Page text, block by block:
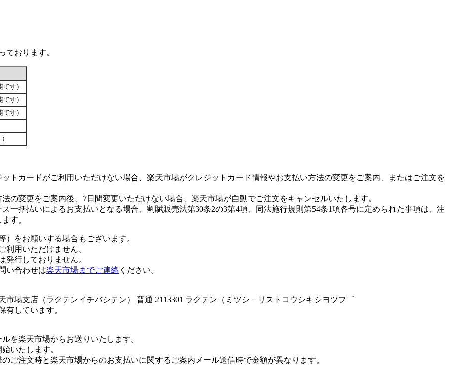
ております。
です）
です）
です）
トカードがご利用いただけない場合、楽天市場がクレジットカード情報やお支払い方法の変更をご案内、またはご注文を
の変更をご案内後、7日間変更いただけない場合、楽天市場が自動でご注文をキャンセルいたします。
一括払いによるお支払いとなる場合、割賦販売法第30条2の3第4項、同法施行規則第54条1項各号に定められた事項は、注
す。
をお願いする場合もございます。
用いただけません。
行しておりません。
い合わせは楽天市場までご連絡 ください。
市場支店（ラクテンイチバシテン） 普通 2113301 ラクテン（ミツシ－リストコウシキシヨツフ゜
しています。
を楽天市場からお送りいたします。
いたします。
ご注文時と楽天市場からのお支払いに関するご案内メール送信時で金額が異なります。